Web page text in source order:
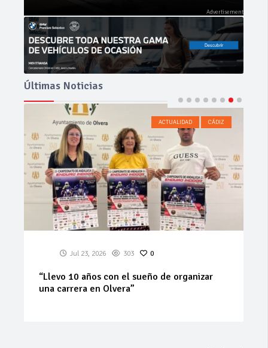
Últimas Noticias
ACTUALIDAD CÁDIZ
Jul 08, 2026 392 0
JFS Automoción apoya al joven talento
Diego Viruel